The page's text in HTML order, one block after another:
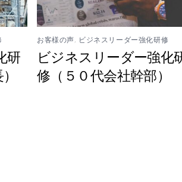
研
お客様の声, ビジネスリーダー強化研修
ビジネスリーダー強化
修（５０代会社幹部）